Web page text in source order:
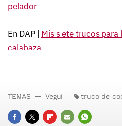
pelador
En DAP | Mis siete trucos para
calabaza
TEMAS Vegui truco de